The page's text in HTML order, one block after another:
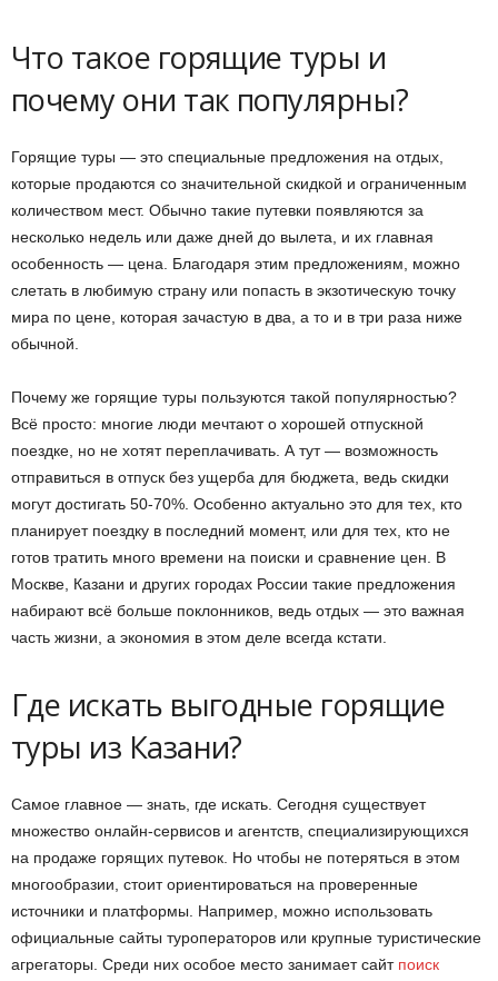
Что такое горящие туры и
почему они так популярны?
Горящие туры — это специальные предложения на отдых,
которые продаются со значительной скидкой и ограниченным
количеством мест. Обычно такие путевки появляются за
несколько недель или даже дней до вылета, и их главная
особенность — цена. Благодаря этим предложениям, можно
слетать в любимую страну или попасть в экзотическую точку
мира по цене, которая зачастую в два, а то и в три раза ниже
обычной.
Почему же горящие туры пользуются такой популярностью?
Всё просто: многие люди мечтают о хорошей отпускной
поездке, но не хотят переплачивать. А тут — возможность
отправиться в отпуск без ущерба для бюджета, ведь скидки
могут достигать 50-70%. Особенно актуально это для тех, кто
планирует поездку в последний момент, или для тех, кто не
готов тратить много времени на поиски и сравнение цен. В
Москве, Казани и других городах России такие предложения
набирают всё больше поклонников, ведь отдых — это важная
часть жизни, а экономия в этом деле всегда кстати.
Где искать выгодные горящие
туры из Казани?
Самое главное — знать, где искать. Сегодня существует
множество онлайн-сервисов и агентств, специализирующихся
на продаже горящих путевок. Но чтобы не потеряться в этом
многообразии, стоит ориентироваться на проверенные
источники и платформы. Например, можно использовать
официальные сайты туроператоров или крупные туристические
агрегаторы. Среди них особое место занимает сайт поиск